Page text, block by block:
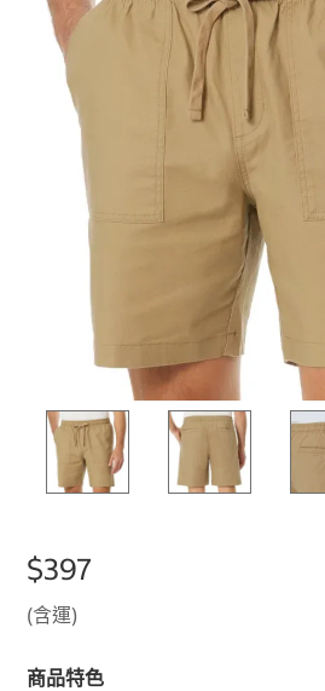
$397
(含運)
商品特色